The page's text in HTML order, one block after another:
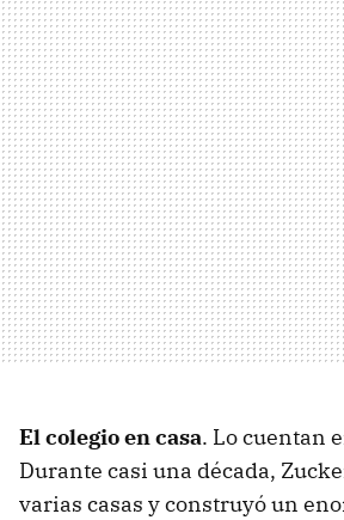
El colegio en casa. Lo cuentan
Durante casi una década,
varias casas y construyó un